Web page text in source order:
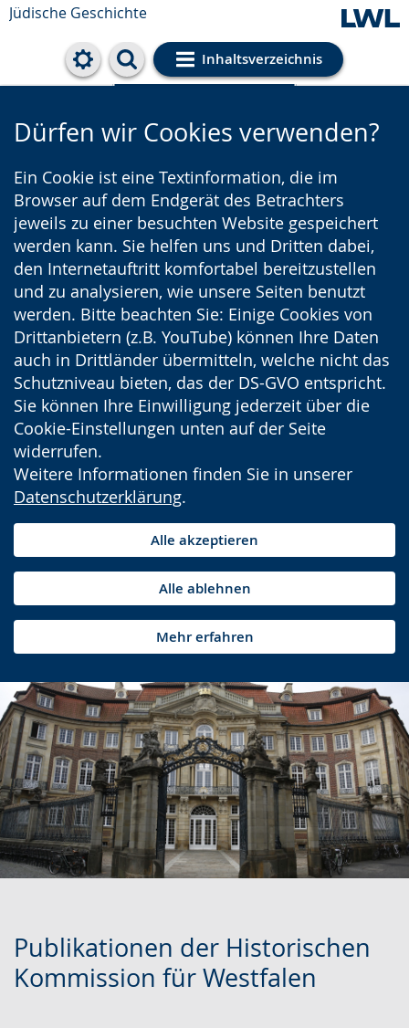
Jüdische Geschichte
Inhaltsverzeichnis
Cookie-Einstellungen
Dürfen wir Cookies verwenden?
Ein Cookie ist eine Textinformation, die im
Browser auf dem Endgerät des Betrachters
jeweils zu einer besuchten Website gespeichert
werden kann. Sie helfen uns und Dritten dabei,
den Internetauftritt komfortabel bereitzustellen
und zu analysieren, wie unsere Seiten benutzt
werden. Bitte beachten Sie: Einige Cookies von
Drittanbietern (z.B. YouTube) können Ihre Daten
auch in Drittländer übermitteln, welche nicht das
Schutzniveau bieten, das der DS-GVO entspricht.
Sie können Ihre Einwilligung jederzeit über die
Cookie-Einstellungen unten auf der Seite
widerrufen.
Weitere Informationen finden Sie in unserer
Datenschutzerklärung.
Alle akzeptieren
Alle ablehnen
Mehr erfahren
Publikationen der Historischen
Kommission für Westfalen